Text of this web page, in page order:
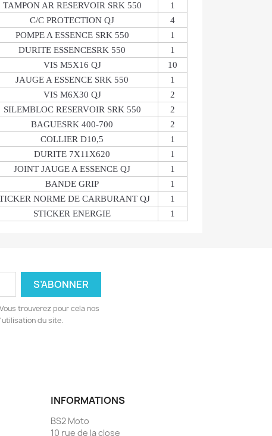
TAMPON AR RESERVOIR SRK 550
1
C/C PROTECTION QJ
4
POMPE A ESSENCE SRK 550
1
DURITE ESSENCESRK 550
1
VIS M5X16 QJ
10
JAUGE A ESSENCE SRK 550
1
VIS M6X30 QJ
2
SILEMBLOC RESERVOIR SRK 550
2
BAGUESRK 400-700
2
COLLIER D10,5
1
DURITE 7X11X620
1
JOINT JAUGE A ESSENCE QJ
1
BANDE GRIP
1
NORME DE CARBURANT QJ
1
STICKER ENERGIE 1
trouverez pour cela nos
du site.
INFORMATIONS
BS2 Moto
10 rue de la close